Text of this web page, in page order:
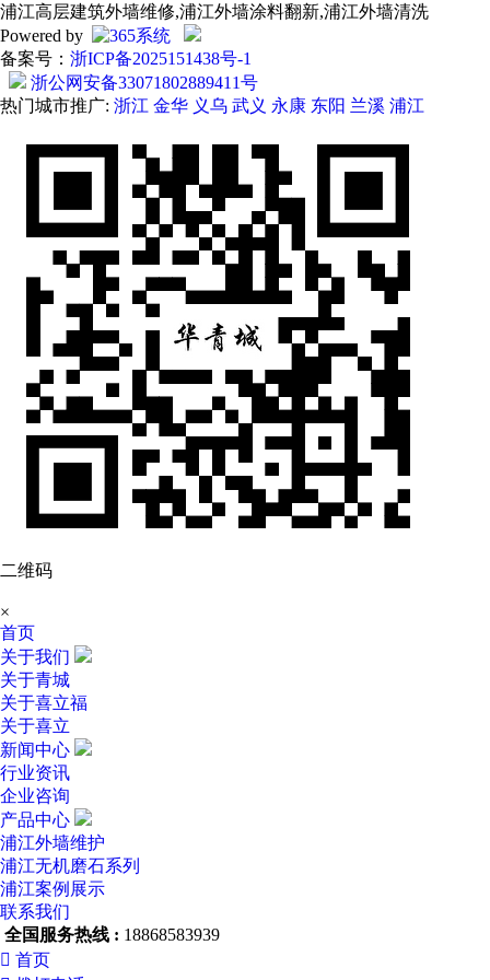
浦江高层建筑外墙维修,浦江外墙涂料翻新,浦江外墙清洗
Powered by
备案号： 浙ICP备2025151438号-1
浙公网安备33071802889411号
热门城市推广: 浙江 金华 义乌 武义 永康 东阳 兰溪 浦江
二维码
×
首页
关于我们
关于青城
关于喜立福
关于喜立
新闻中心
行业资讯
企业咨询
产品中心
浦江外墙维护
浦江无机磨石系列
浦江案例展示
联系我们
全国服务热线 : 18868583939
 首页